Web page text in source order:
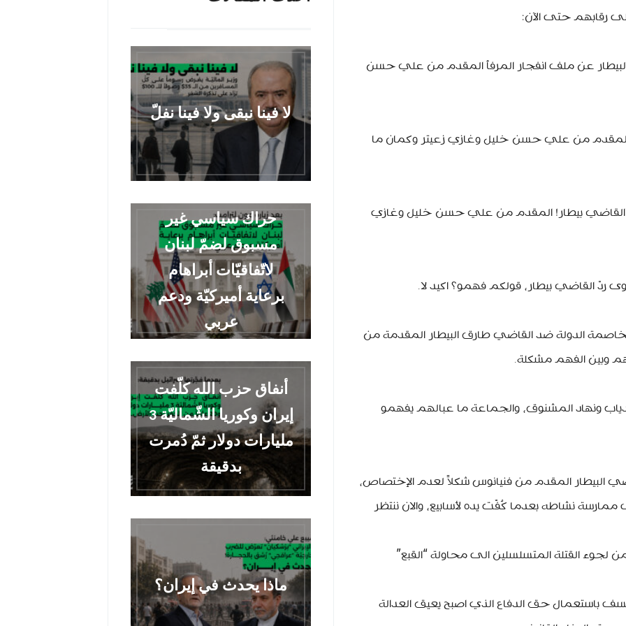
رقابهم حتى الآن:
عن ملف انفجار المرفأ المقدم من علي حسن
المقدم من علي حسن خليل وغازي زعيتر‏ وكمان ما
القاضي بيطار! المقدم من علي حسن خليل وغازي
القاضي بيطار، قولكم فهمو؟ اكيد لا.
الدولة ضد القاضي طارق البيطار المقدمة من
وبين الفهم مشكلة.
ونهاد المشنوق، والجماعة ما عبالهم يفهمو
البيطار المقدم من فنيانوس شكلاً لعدم الإختصاص،
نشاطه بعدما كُفّت يده لأسابيع، والان ننتظر
القتلة المتسلسلين الى محاولة “القبع”
باستعمال حق الدفاع الذي اصبح يعيق العدالة
لا فينا نبقى ولا فينا نفلّ
حراك سياسي غير
مسبوق لضمّ لبنان
لاتّفاقيّات أبراهام
برعاية أميركيّة ودعم
عربي
أنفاق حزب الله كلّفت
إيران وكوريا الشّماليّة 3
مليارات دولار ثمّ دُمرت
بدقيقة
ماذا يحدث في إيران؟